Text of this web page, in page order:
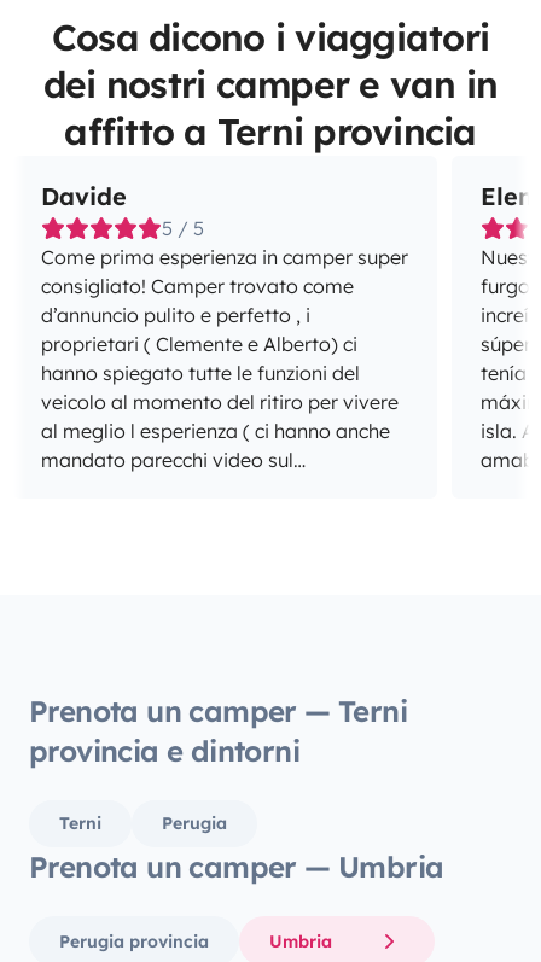
Cosa dicono i viaggiatori
dei nostri camper e van in
affitto a Terni provincia
Davide
5 / 5
Come prima esperienza in camper super
consigliato! Camper trovato come
d’annuncio pulito e perfetto , i
proprietari ( Clemente e Alberto) ci
hanno spiegato tutte le funzioni del
veicolo al momento del ritiro per vivere
al meglio l esperienza ( ci hanno anche
mandato parecchi video sul
súper
tenía
isla. Además, Raimundo ha sido súper
Prenota un camper — Terni
provincia e dintorni
Terni Perugia
Prenota un camper — Umbria
Perugia provincia Umbria